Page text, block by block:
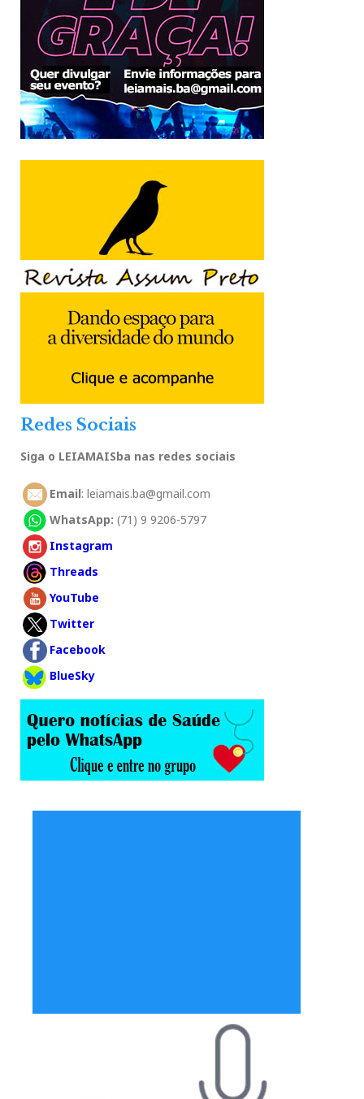
Redes Sociais
Siga o LEIAMAISba nas redes sociais
Email: leiamais.ba@gmail.com
WhatsApp: (71) 9 9206-5797
Instagram
Threads
YouTube
Twitter
Facebook
BlueSky